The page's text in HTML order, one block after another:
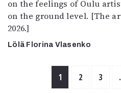
on the feelings of Oulu
on the ground level. [The
2026.]
Lölä Florina Vlasenko
1 2 3